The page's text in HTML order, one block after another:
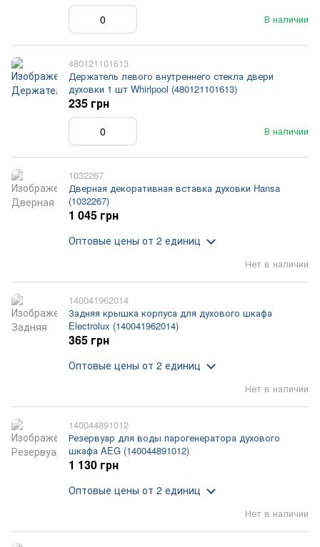
В наличии
480121101613
Держатель левого внутреннего стекла двери
духовки 1 шт Whirlpool (480121101613)
В наличии
235 грн
1032267
Дверная декоративная вставка духовки Hansa
(1032267)
Нет в наличии
1 045 грн
Оптовые цены от 2 единиц
140041962014
Задняя крышка корпуса для духового шкафа
Electrolux (140041962014)
Нет в наличии
365 грн
Оптовые цены от 2 единиц
140044891012
Резервуар для воды парогенератора духового
шкафа AEG (140044891012)
Нет в наличии
1 130 грн
Оптовые цены от 2 единиц